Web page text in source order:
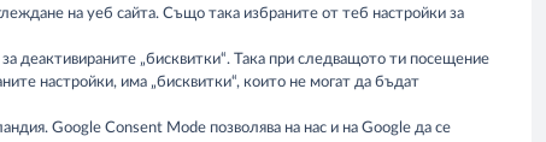
на уеб сайта. Също така избраните от теб настройки за
деактивираните „бисквитки“. Така при следващото ти посещение
настройки, има „бисквитки“, които не могат да бъдат
Google Consent Mode позволява на нас и на Google да се